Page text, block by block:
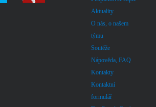
Aktuality
O nás, o našem
týmu
Soutěže
Nápověda, FAQ
Kontakty
Kontaktní
formulář